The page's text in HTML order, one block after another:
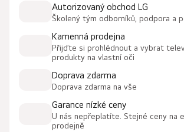
á
d
c
í
r
k
y
Autorizovaný obchod LG
Školený tým odborníků, podpora a
Kamenná prodejna
Přijďte si prohlédnout a vybrat
produkty na vlastní oči
Doprava zdarma
Doprava zdarma na vše
Garance nízké ceny
U nás nepřeplatíte. Stejné ceny na
prodejně